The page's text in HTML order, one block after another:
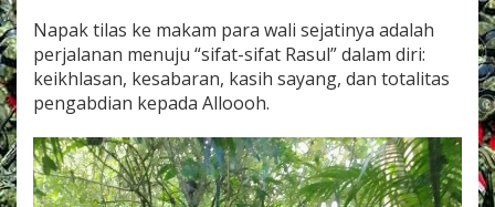
Napak tilas ke makam para wali sejatinya adalah
perjalanan menuju “sifat-sifat Rasul” dalam diri:
keikhlasan, kesabaran, kasih sayang, dan totalitas
pengabdian kepada Alloooh.